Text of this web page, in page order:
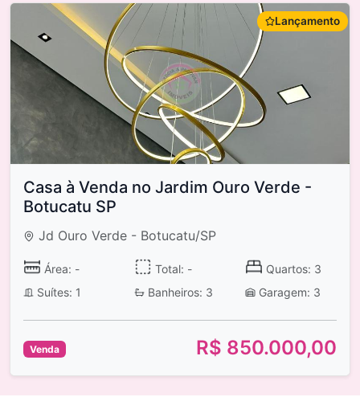
Lançamento
Casa à Venda no Jardim Ouro Verde -
Botucatu SP
Jd Ouro Verde - Botucatu/SP
Área: - Total: -
Quartos: 3
Suítes: 1
Banheiros: 3 Garagem: 3
Venda R$ 850.000,00